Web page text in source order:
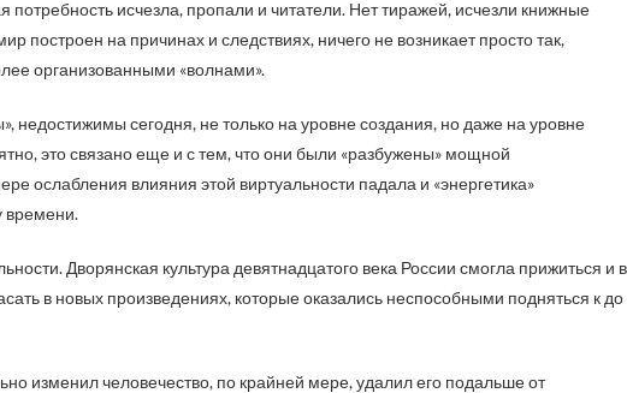
потребность исчезла, пропали и читатели. Нет тиражей, исчезли книжные
построен на причинах и следствиях, ничего не возникает просто так,
организованными «волнами».
недостижимы сегодня, не только на уровне создания, но даже на уровне
это связано еще и с тем, что они были «разбужены» мощной
ослабления влияния этой виртуальности падала и «энергетика»
времени.
Дворянская культура девятнадцатого века России смогла прижиться и в
в новых произведениях, которые оказались неспособными подняться к до
изменил человечество, по крайней мере, удалил его подальше от